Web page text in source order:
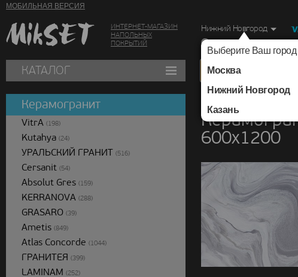
МОБИЛЬНАЯ ВЕРСИЯ
ИНТЕРНЕТ-МАГАЗИН
НАПОЛЬНЫХ
ПОКРЫТИЙ
Нижний Новгород
Выберите Ваш город
Москва
Нижний Новгород
Казань
г. Нижний Новгород,
КАТАЛОГ
600х1200
Керамогранит
VitrA (198)
Kutahya (24)
УРАЛЬСКИЙ ГРАНИТ (516)
Cersanit (54)
Absolut Gres (159)
KERRANOVA (288)
GRASARO (39)
Ametis (849)
Atlas Concorde (1044)
ГРАНИТЕЯ (399)
LAMINAM (252)